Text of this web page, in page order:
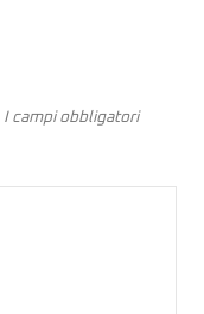
I campi obbligatori